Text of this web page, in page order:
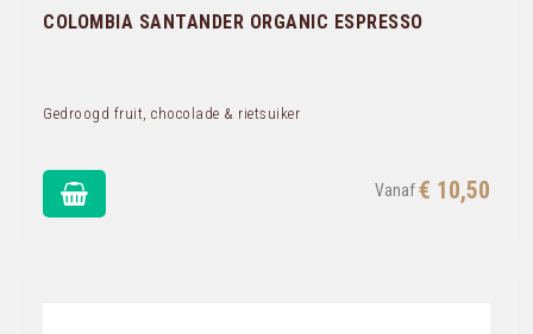
COLOMBIA SANTANDER ORGANIC ESPRESSO
Gedroogd fruit, chocolade & rietsuiker
€ 10,50